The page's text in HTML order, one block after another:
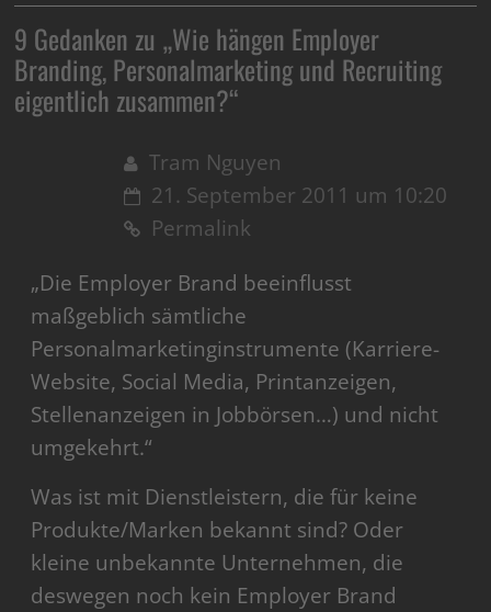
9 Gedanken zu „Wie hängen Employer
Branding, Personalmarketing und Recruiting
eigentlich zusammen?“
Tram Nguyen
21. September 2011 um 10:20
Permalink
„Die Employer Brand beeinflusst
maßgeblich sämtliche
Personalmarketinginstrumente (Karriere-
Website, Social Media, Printanzeigen,
Stellenanzeigen in Jobbörsen…) und nicht
umgekehrt.“
Was ist mit Dienstleistern, die für keine
Produkte/Marken bekannt sind? Oder
kleine unbekannte Unternehmen, die
deswegen noch kein Employer Brand